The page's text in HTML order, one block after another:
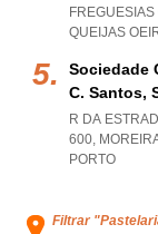
QUEIJAS
Sociedade
C. Santos,
R DA
600,
PORTO
Filtrar